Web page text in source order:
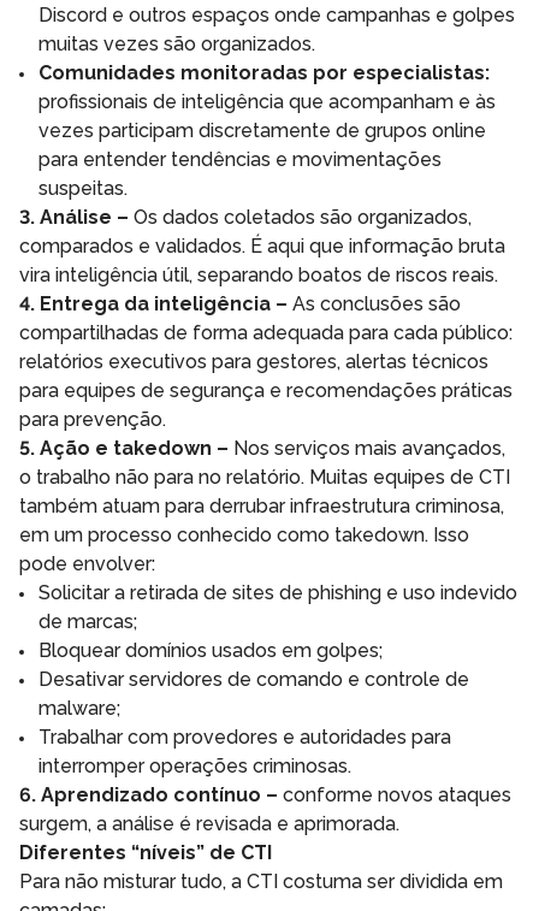
Discord e outros espaços onde campanhas e golpes
muitas vezes são organizados.
Comunidades monitoradas por especialistas:
profissionais de inteligência que acompanham e às
vezes participam discretamente de grupos online
para entender tendências e movimentações
suspeitas.
3. Análise – Os dados coletados são organizados,
comparados e validados. É aqui que informação bruta
vira inteligência útil, separando boatos de riscos reais.
4. Entrega da inteligência – As conclusões são
compartilhadas de forma adequada para cada público:
relatórios executivos para gestores, alertas técnicos
para equipes de segurança e recomendações práticas
para prevenção.
5. Ação e takedown – Nos serviços mais avançados,
o trabalho não para no relatório. Muitas equipes de CTI
também atuam para derrubar infraestrutura criminosa,
em um processo conhecido como takedown. Isso
pode envolver:
Solicitar a retirada de sites de phishing e uso indevido
de marcas;
Bloquear domínios usados em golpes;
Desativar servidores de comando e controle de
malware;
Trabalhar com provedores e autoridades para
interromper operações criminosas.
6. Aprendizado contínuo – conforme novos ataques
surgem, a análise é revisada e aprimorada.
Diferentes “níveis” de CTI
Para não misturar tudo, a CTI costuma ser dividida em